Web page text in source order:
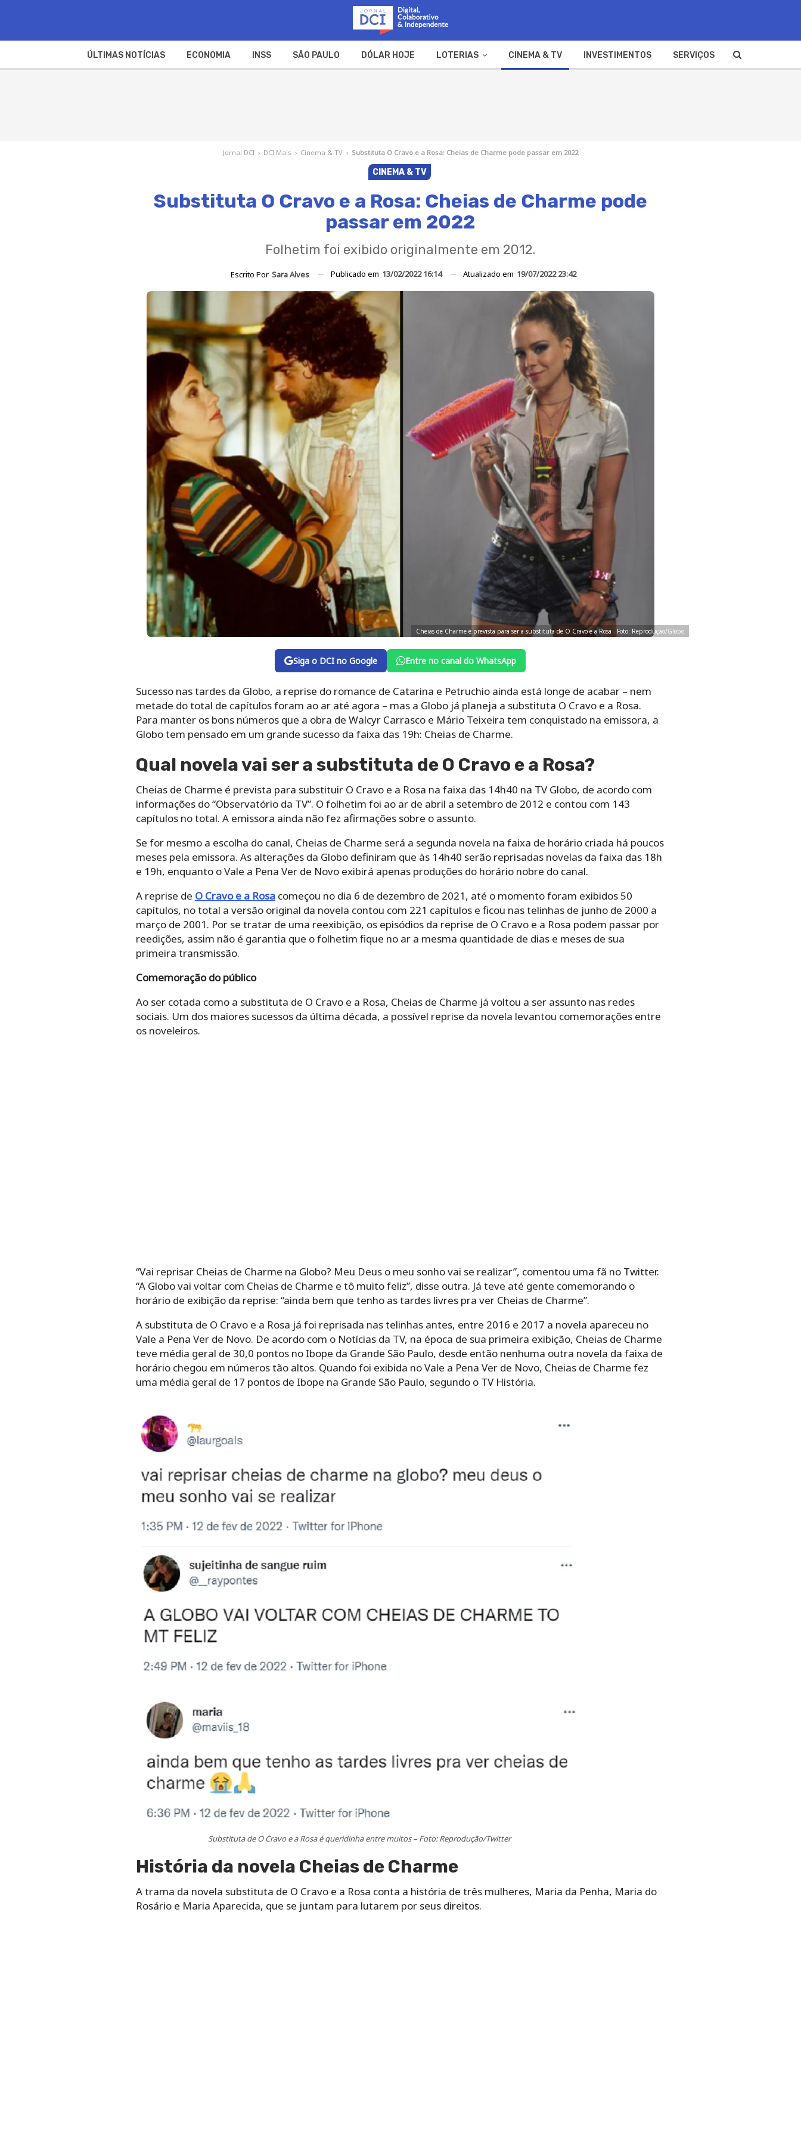
ÚLTIMAS NOTÍCIAS ECONOMIA INSS SÃO PAULO DÓLAR HOJE LOTERIAS CINEMA & TV INVESTIMENTOS SERVIÇOS
Jornal DCI › DCI Mais › Cinema & TV › Substituta O Cravo e a Rosa: Cheias de Charme pode passar em 2022
CINEMA & TV
Substituta O Cravo e a Rosa: Cheias de Charme pode
passar em 2022
Folhetim foi exibido originalmente em 2012.
Escrito Por Sara Alves Publicado em 13/02/2022 16:14 Atualizado em 19/07/2022 23:42
Cheias de Charme é prevista para ser a substituta de O Cravo e a Rosa - Foto: Reprodução/Globo
Siga o DCI no Google Entre no canal do WhatsApp
Sucesso nas tardes da Globo, a reprise do romance de Catarina e Petruchio ainda está longe de acabar – nem
metade do total de capítulos foram ao ar até agora – mas a Globo já planeja a substituta O Cravo e a Rosa.
Para manter os bons números que a obra de Walcyr Carrasco e Mário Teixeira tem conquistado na emissora, a
Globo tem pensado em um grande sucesso da faixa das 19h: Cheias de Charme.
Qual novela vai ser a substituta de O Cravo e a Rosa?
Cheias de Charme é prevista para substituir O Cravo e a Rosa na faixa das 14h40 na TV Globo, de acordo com
informações do “Observatório da TV”. O folhetim foi ao ar de abril a setembro de 2012 e contou com 143
capítulos no total. A emissora ainda não fez afirmações sobre o assunto.
Se for mesmo a escolha do canal, Cheias de Charme será a segunda novela na faixa de horário criada há poucos
meses pela emissora. As alterações da Globo definiram que às 14h40 serão reprisadas novelas da faixa das 18h
e 19h, enquanto o Vale a Pena Ver de Novo exibirá apenas produções do horário nobre do canal.
A reprise de O Cravo e a Rosacomeçou no dia 6 de dezembro de 2021, até o momento foram exibidos 50
capítulos, no total a versão original da novela contou com 221 capítulos e ficou nas telinhas de junho de 2000 a
março de 2001. Por se tratar de uma reexibição, os episódios da reprise de O Cravo e a Rosa podem passar por
reedições, assim não é garantia que o folhetim fique no ar a mesma quantidade de dias e meses de sua
primeira transmissão.
Comemoração do público
Ao ser cotada como a substituta de O Cravo e a Rosa, Cheias de Charme já voltou a ser assunto nas redes
sociais. Um dos maiores sucessos da última década, a possível reprise da novela levantou comemorações entre
os noveleiros.
“Vai reprisar Cheias de Charme na Globo? Meu Deus o meu sonho vai se realizar”, comentou uma fã no Twitter.
“A Globo vai voltar com Cheias de Charme e tô muito feliz”, disse outra. Já teve até gente comemorando o
horário de exibição da reprise: “ainda bem que tenho as tardes livres pra ver Cheias de Charme”.
A substituta de O Cravo e a Rosa já foi reprisada nas telinhas antes, entre 2016 e 2017 a novela apareceu no
Vale a Pena Ver de Novo. De acordo com o Notícias da TV, na época de sua primeira exibição, Cheias de Charme
teve média geral de 30,0 pontos no Ibope da Grande São Paulo, desde então nenhuma outra novela da faixa de
horário chegou em números tão altos. Quando foi exibida no Vale a Pena Ver de Novo, Cheias de Charme fez
uma média geral de 17 pontos de Ibope na Grande São Paulo, segundo o TV História.
Substituta de O Cravo e a Rosa é queridinha entre muitos – Foto: Reprodução/Twitter
História da novela Cheias de Charme
A trama da novela substituta de O Cravo e a Rosa conta a história de três mulheres, Maria da Penha, Maria do
Rosário e Maria Aparecida, que se juntam para lutarem por seus direitos.